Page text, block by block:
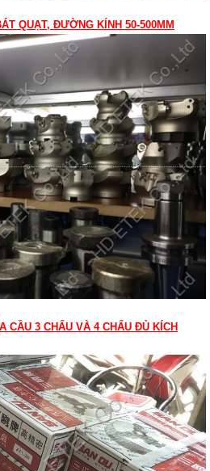
QUẠT, ĐƯỜNG KÍNH 50-500MM
CẦU 3 CHẤU VÀ 4 CHẤU ĐỦ KÍCH